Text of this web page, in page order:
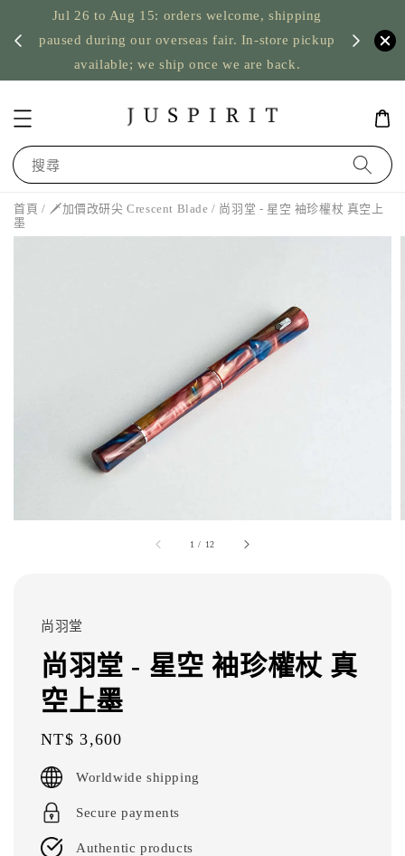
Jul 26 to Aug 15: orders welcome, shipping
paused during our overseas fair. In-store pickup
available; we ship once we are back.
US
搜尋
首頁 / 🗡️加價改研尖 Crescent Blade / 尚羽堂 - 星空 袖珍權杖 真空上
墨
1 / 12
尚羽堂
尚羽堂 - 星空 袖珍權杖 真
空上墨
Regular
price
NT$ 3,600
Worldwide shipping
Secure payments
Authentic products